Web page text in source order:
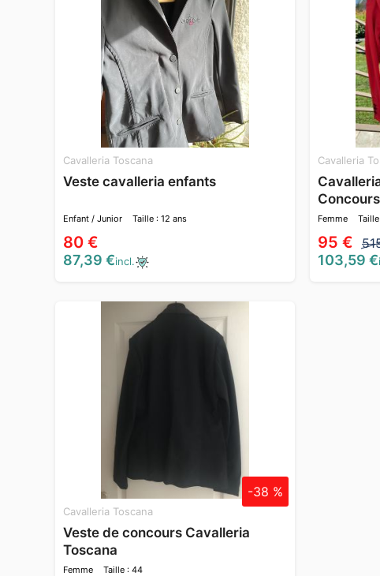
Cavalleria Toscana
Veste cavalleria enfants
Enfant / Junior Taille : 12 ans
80 €
87,39 €incl.
Cavalleria
Femme
95 €
103,59 €
Cavalleria Toscana
Veste de concours Cavalleria
Toscana
Femme Taille : 44
-38 %